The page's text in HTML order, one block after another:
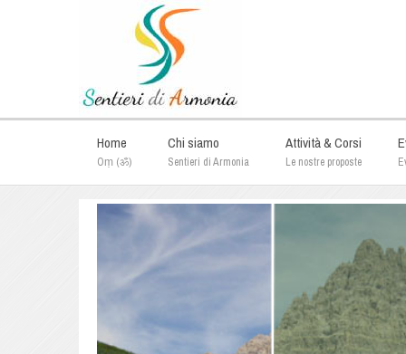
Home
Oṃ (ॐ)
Chi siamo
Sentieri di Armonia
Attività & Corsi
Le nostre proposte